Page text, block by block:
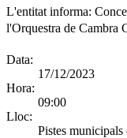
L'entitat informa:
l'Orquestra de Cambra
Data:
17/12/2023
Hora:
09:00
Lloc:
Pistes municipals